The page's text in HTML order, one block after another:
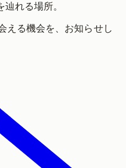
れる場所。
える機会を、お知らせし